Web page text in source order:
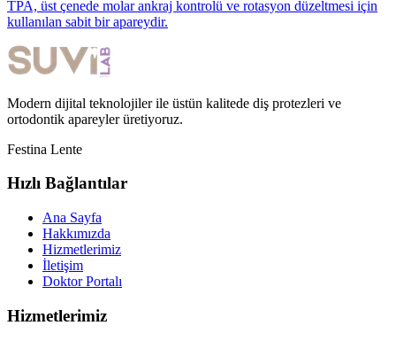
TPA, üst çenede molar ankraj kontrolü ve rotasyon düzeltmesi için
kullanılan sabit bir apareydir.
Modern dijital teknolojiler ile üstün kalitede diş protezleri ve
ortodontik apareyler üretiyoruz.
Festina Lente
Hızlı Bağlantılar
Ana Sayfa
Hakkımızda
Hizmetlerimiz
İletişim
Doktor Portalı
Hizmetlerimiz